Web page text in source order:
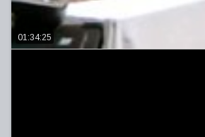
01:34:25